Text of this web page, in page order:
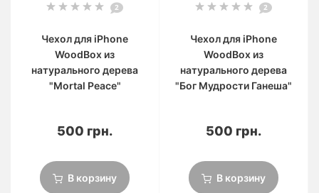
2
Чехол для iPhone
WoodBox из
натурального дерева
"Mortal Peace"
500 грн.
В корзину
2
Чехол для iPhone
WoodBox из
натурального дерева
"Бог Мудрости Ганеша"
500 грн.
В корзину